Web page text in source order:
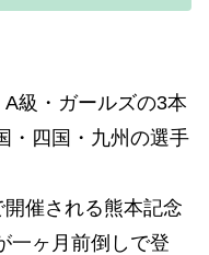
級・ガールズの3本
・四国・九州の選手
催される熊本記念
一ヶ月前倒しで登